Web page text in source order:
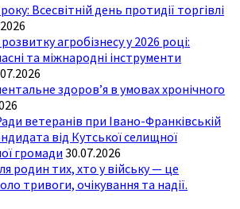
Всесвітній день протидії торгівлі
агробізнесу у 2026 році:
та міжнародні інструменти
здоров’я в умовах хронічного
ветеранів при Івано-Франківській
від Кутської селищної
громади 30.07.2026
родин тих, хто у війську — це
тривоги, очікування та надії.